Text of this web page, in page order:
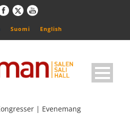
Suomi English
| Evenemang